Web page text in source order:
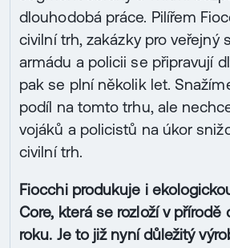
dlouhodobá práce. Pilířem
civilní trh, zakázky pro veřejný
armádu a policii se připravují
pak se plní několik let.
podíl na tomto trhu, ale
vojáků a policistů na úkor
civilní trh.
Fiocchi produkuje i
Core, která se rozloží v přírodě
roku. Je to již nyní důležitý